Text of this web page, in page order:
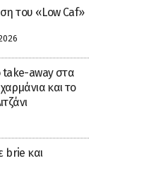
του «Low Caf»
take-away στα
και το
brie και